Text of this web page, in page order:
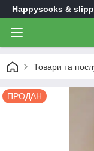
Happysocks &
Товари та
ПРОДАН